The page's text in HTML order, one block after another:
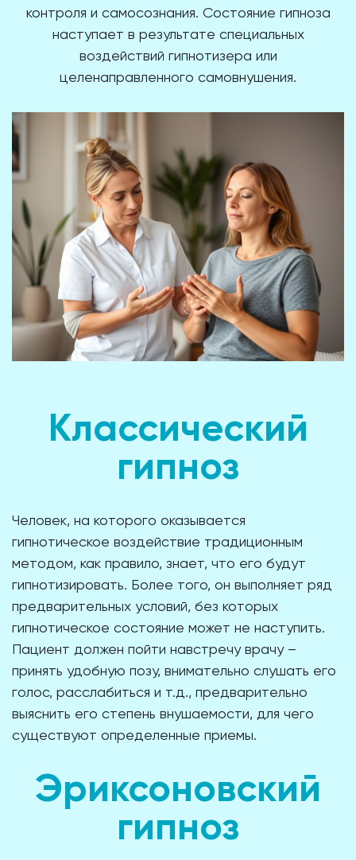
контроля и самосознания. Состояние гипноза
наступает в результате специальных
воздействий гипнотизера или
целенаправленного самовнушения.
Классический
гипноз
Человек, на которого оказывается
гипнотическое воздействие традиционным
методом, как правило, знает, что его будут
гипнотизировать. Более того, он выполняет ряд
предварительных условий, без которых
гипнотическое состояние может не наступить.
Пациент должен пойти навстречу врачу –
принять удобную позу, внимательно слушать его
голос, расслабиться и т.д., предварительно
выяснить его степень внушаемости, для чего
существуют определенные приемы.
Эриксоновский
гипноз